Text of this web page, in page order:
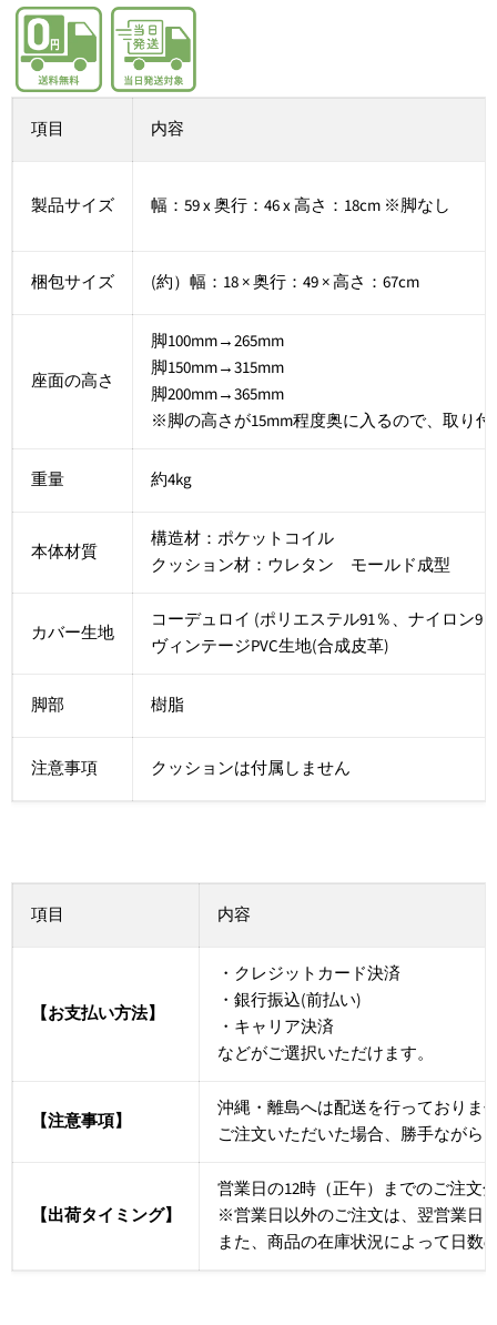
項目 内容
製品サイズ 幅：59 x 奥行：46 x 高さ：18cm ※脚なし
梱包サイズ (約）幅：18 × 奥行：49 × 高さ：67cm
座面の高さ
脚100mm→265mm
脚150mm→315mm
脚200mm→365mm
※脚の高さが15mm程度奥に入るので、取り
重量 約4kg
本体材質
構造材：ポケットコイル
クッション材：ウレタン モールド成型
カバー生地
コーデュロイ (ポリエステル91％、ナイロン
ヴィンテージPVC生地(合成皮革)
脚部 樹脂
注意事項 クッションは付属しません
項目 内容
【お支払い方法】
・クレジットカード決済
・銀行振込(前払い)
・キャリア決済
などがご選択いただけます。
【注意事項】
沖縄・離島へは配送を行っておりま
ご注文いただいた場合、勝手ながら
【出荷タイミング】
営業日の12時（正午）までのご注文
※営業日以外のご注文は、翌営業日
また、商品の在庫状況によって日数